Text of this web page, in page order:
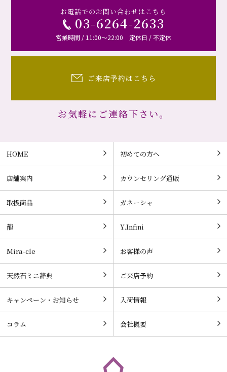
お電話でのお問い合わせはこちら
03-6264-2633
営業時間 / 11:00～22:00 定休日 / 不定休
ご来店予約はこちら
お気軽にご連絡下さい。
HOME 初めての方へ
店舗案内 カウンセリング通販
取扱商品 ガネーシャ
龍 Y.Infini
Mira-cle お客様の声
天然石ミニ辞典 ご来店予約
キャンペーン・お知らせ 入荷情報
コラム 会社概要